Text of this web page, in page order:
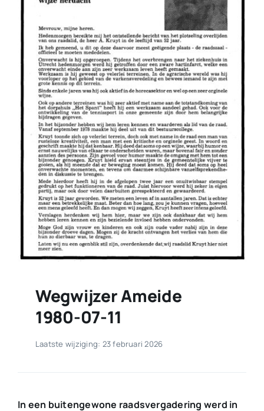
Wegwijzer Ameide
1980-07-11
Laatste wijziging: 23 februari 2026
In een buitengewone raadsvergadering werd in